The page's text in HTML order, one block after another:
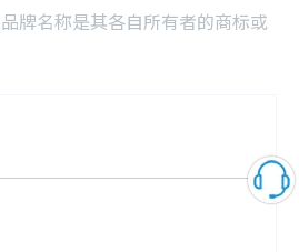
牌名称是其各自所有者的商标或